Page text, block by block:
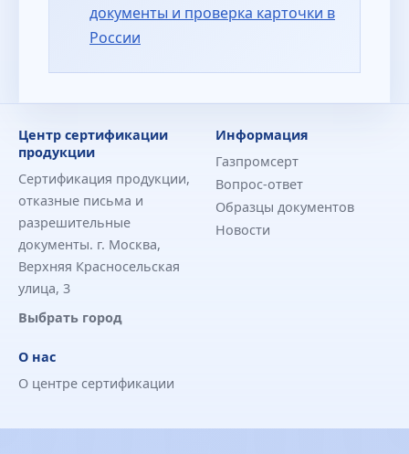
документы и проверка карточки в
России
Центр сертификации
продукции
Сертификация продукции,
отказные письма и
разрешительные
документы. г. Москва,
Верхняя Красносельская
улица, 3
Выбрать город
Информация
Газпромсерт
Вопрос-ответ
Образцы документов
Новости
О нас
О центре сертификации